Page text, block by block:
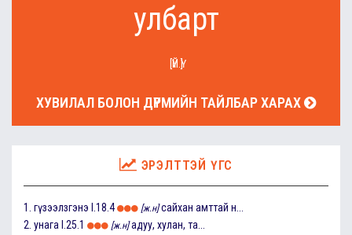
улбарт
[ҮЙ.Ү]
ХУВИЛАЛ БОЛОН ДҮРМИЙН ТАЙЛБАР ХАРАХ
ЭРЭЛТТЭЙ ҮГС
1. гүзээлзгэнэ I.18.4 [ж.н] сайхан амттай н...
2. унага I.25.1 [ж.н] адуу, хулан, та...